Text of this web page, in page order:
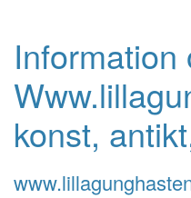
Information
konst,